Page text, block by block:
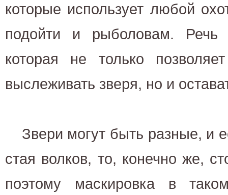
которые использует любой
подойти и рыболовам. Речь
которая не только
выслеживать зверя, но и
Звери могут быть разные, и
стая волков, то, конечно же,
поэтому маскировка в